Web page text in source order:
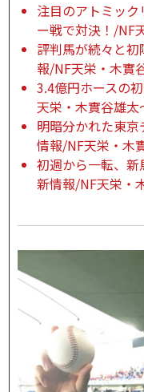
注目のアトミッ
ー戦で対決！/NF
評判馬が続々と初
報/NF天栄・木實
3.4億円ホースの
天栄・木實谷雄
明暗分かれた東
情報/NF天栄・木
初週から一転、
新情報/NF天栄・